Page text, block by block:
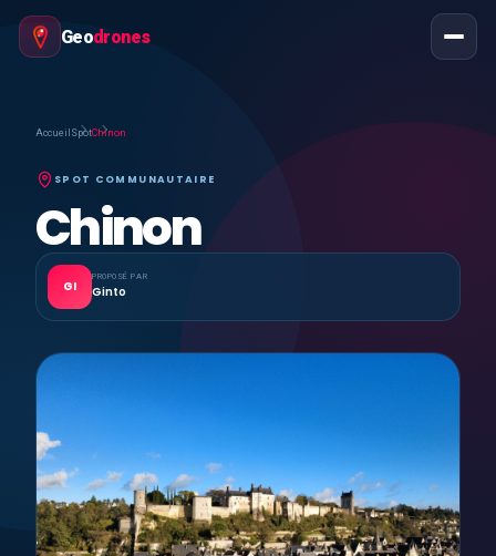
Geodrones
Accueil SpotChinon
SPOT COMMUNAUTAIRE
Chinon
GI
PROPOSÉ PAR
Ginto